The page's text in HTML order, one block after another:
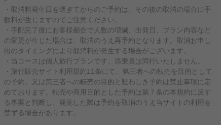
・取消料発生日を過ぎてからのご予約は、その後の取消の場合に手
数料が生じますのでご注意ください。
・手配完了後にお客様都合で人数の増減、出発日、プラン内容など
の変更が生じた場合は、取消のうえ再予約となります。取消お申し
出のタイミングにより取消料が発生する場合がございます。
・当コースは個人旅行プランです。添乗員は同行いたしません。
・旅行販売サイト利用規約11条にて、第三者への転売を目的として
の予約、又は第三者への転売の目的と疑わしき予約は禁止事項に定
めております。転売や商用目的とした予約は第７条の本規約に反す
る事案と判断し、発覚した際は予約を取消のうえ当サイトの利用を
禁ずる場合があります。